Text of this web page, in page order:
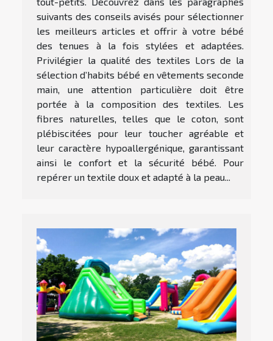
suivants des conseils avisés pour sélectionner
les meilleurs articles et offrir à votre bébé
des tenues à la fois stylées et adaptées.
Privilégier la qualité des textiles Lors de la
sélection d’habits bébé en vêtements seconde
main, une attention particulière doit être
portée à la composition des textiles. Les
fibres naturelles, telles que le coton, sont
plébiscitées pour leur toucher agréable et
leur caractère hypoallergénique, garantissant
ainsi le confort et la sécurité bébé. Pour
repérer un textile doux et adapté à la peau...